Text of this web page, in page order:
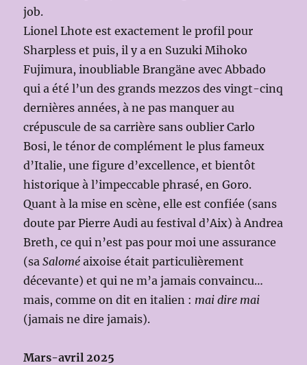
job.
Lionel Lhote est exactement le profil pour
Sharpless et puis, il y a en Suzuki Mihoko
Fujimura, inoubliable Brangäne avec Abbado
qui a été l’un des grands mezzos des vingt-cinq
dernières années, à ne pas manquer au
crépuscule de sa carrière sans oublier Carlo
Bosi, le ténor de complément le plus fameux
d’Italie, une figure d’excellence, et bientôt
historique à l’impeccable phrasé, en Goro.
Quant à la mise en scène, elle est confiée (sans
doute par Pierre Audi au festival d’Aix) à Andrea
Breth, ce qui n’est pas pour moi une assurance
(saSalomé aixoise était particulièrement
décevante) et qui ne m’a jamais convaincu…
mais, comme on dit en italien : mai dire mai
(jamais ne dire jamais).
Mars-avril 2025